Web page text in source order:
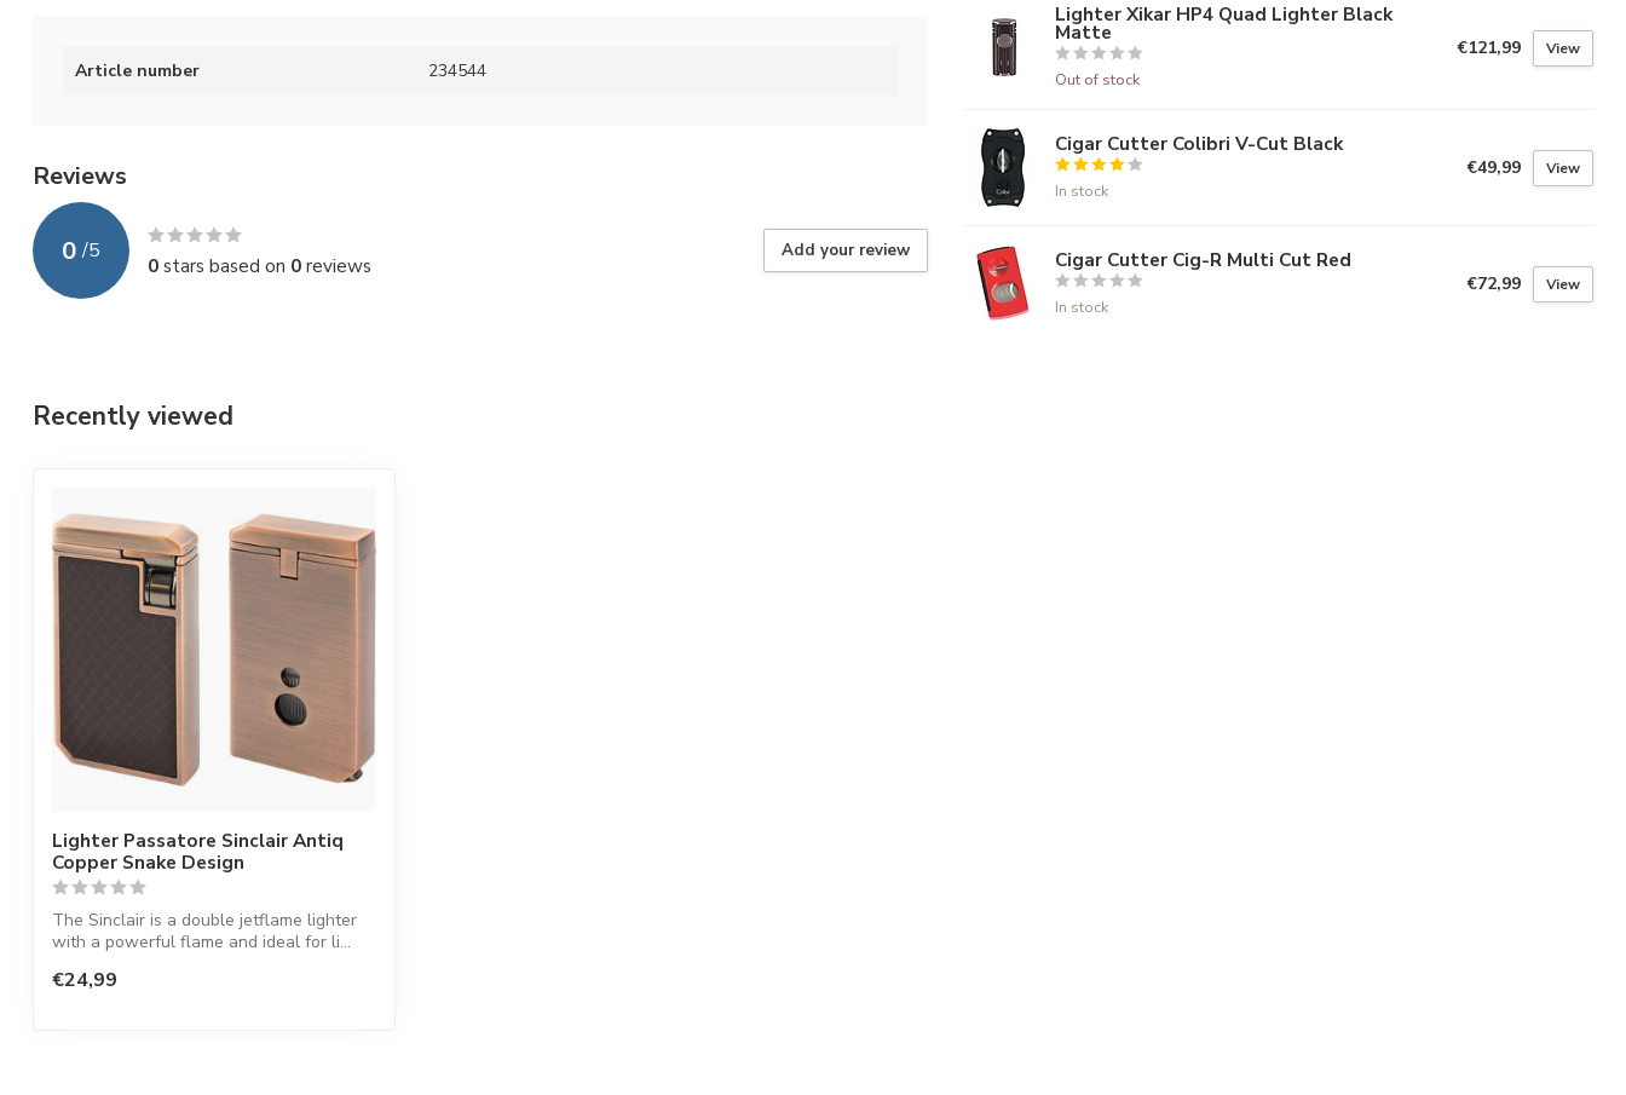
Article number 234544
Reviews
0 /5
0stars based on 0reviews
Add your review
Lighter Xikar HP4 Quad Lighter Black
Matte
Out of stock
€121,99 View
Cigar Cutter Colibri V-Cut Black
In stock
€49,99 View
Cigar Cutter Cig-R Multi Cut Red
In stock
€72,99 View
Recently viewed
Lighter Passatore Sinclair Antiq
Copper Snake Design
The Sinclair is a double jetflame lighter
with a powerful flame and ideal for li...
€24,99